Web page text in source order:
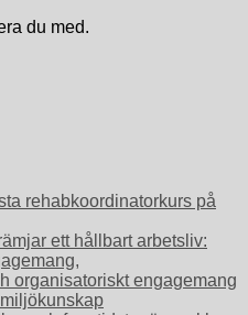
du med.
rehabkoordinatorkurs på
ett hållbart arbetsliv:
organisatoriskt engagemang